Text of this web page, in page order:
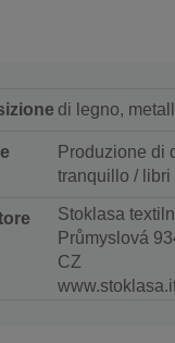
di legno,
Produzione di
tranquillo / libri
Stoklasa
Průmyslová
CZ